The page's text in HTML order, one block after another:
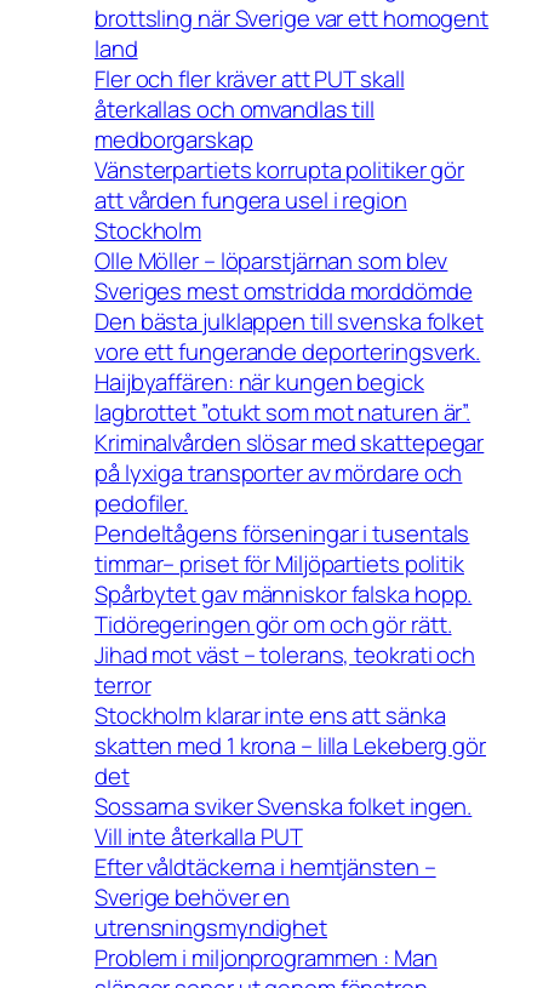
brottsling när Sverige var ett homogent
land
Fler och fler kräver att PUT skall
återkallas och omvandlas till
medborgarskap
Vänsterpartiets korrupta politiker gör
att vården fungera usel i region
Stockholm
Olle Möller – löparstjärnan som blev
Sveriges mest omstridda morddömde
Den bästa julklappen till svenska folket
vore ett fungerande deporteringsverk.
Haijbyaffären: när kungen begick
lagbrottet ”otukt som mot naturen är”.
Kriminalvården slösar med skattepegar
på lyxiga transporter av mördare och
pedofiler.
Pendeltågens förseningar i tusentals
timmar– priset för Miljöpartiets politik
Spårbytet gav människor falska hopp.
Tidöregeringen gör om och gör rätt.
Jihad mot väst – tolerans, teokrati och
terror
Stockholm klarar inte ens att sänka
skatten med 1 krona – lilla Lekeberg gör
det
Sossarna sviker Svenska folket ingen.
Vill inte återkalla PUT
Efter våldtäckerna i hemtjänsten –
Sverige behöver en
utrensningsmyndighet
Problem i miljonprogrammen : Man